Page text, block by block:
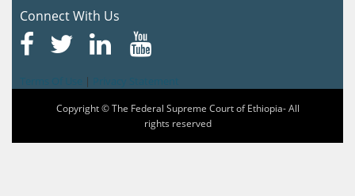
Connect With Us
|
Copyright © The Federal Supreme Court of Ethiopia- All
rights reserved